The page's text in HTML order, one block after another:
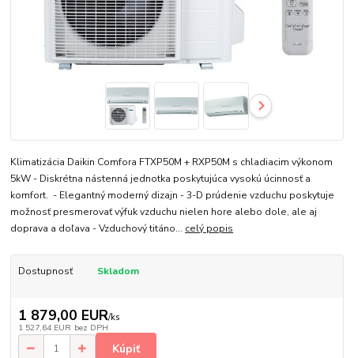
Klimatizácia Daikin Comfora FTXP50M + RXP50M s chladiacim výkonom
5kW - Diskrétna nástenná jednotka poskytujúca vysokú úcinnosť a
komfort. - Elegantný moderný dizajn - 3-D prúdenie vzduchu poskytuje
možnosť presmerovať výfuk vzduchu nielen hore alebo dole, ale aj
doprava a doľava - Vzduchový titáno... celý popis
Dostupnosť Skladom
1 879,00 EUR/ks
1 527,64 EUR bez DPH
Kúpiť